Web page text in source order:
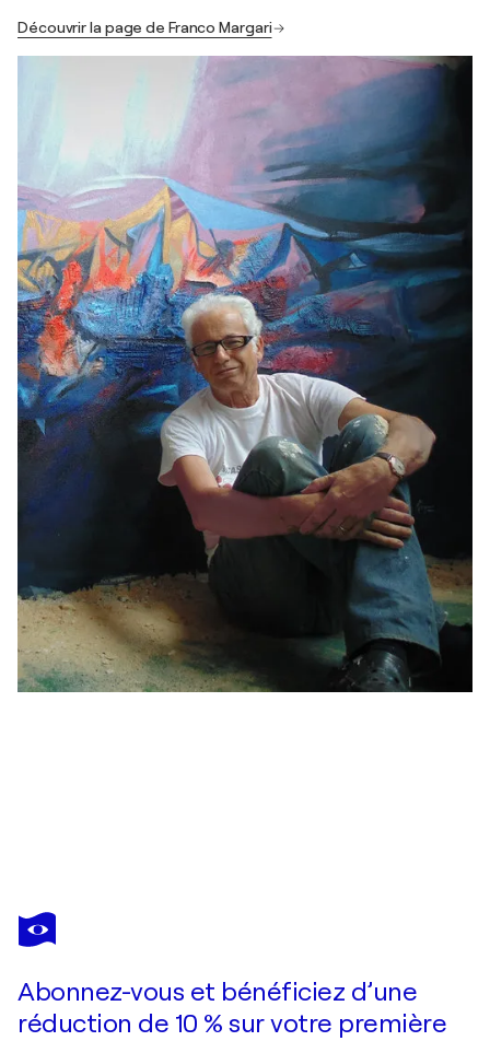
Découvrir la page de Franco Margari
FRANCO MARGARI
ILLUMINAZIONE
Abonnez-vous et bénéficiez d’une
réduction de 10 % sur votre première